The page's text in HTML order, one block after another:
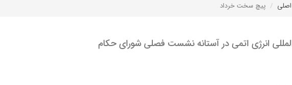
اصلی پیچ سخت خرداد
انرژی اتمی در آستانه نشست فصلی شورای حکام